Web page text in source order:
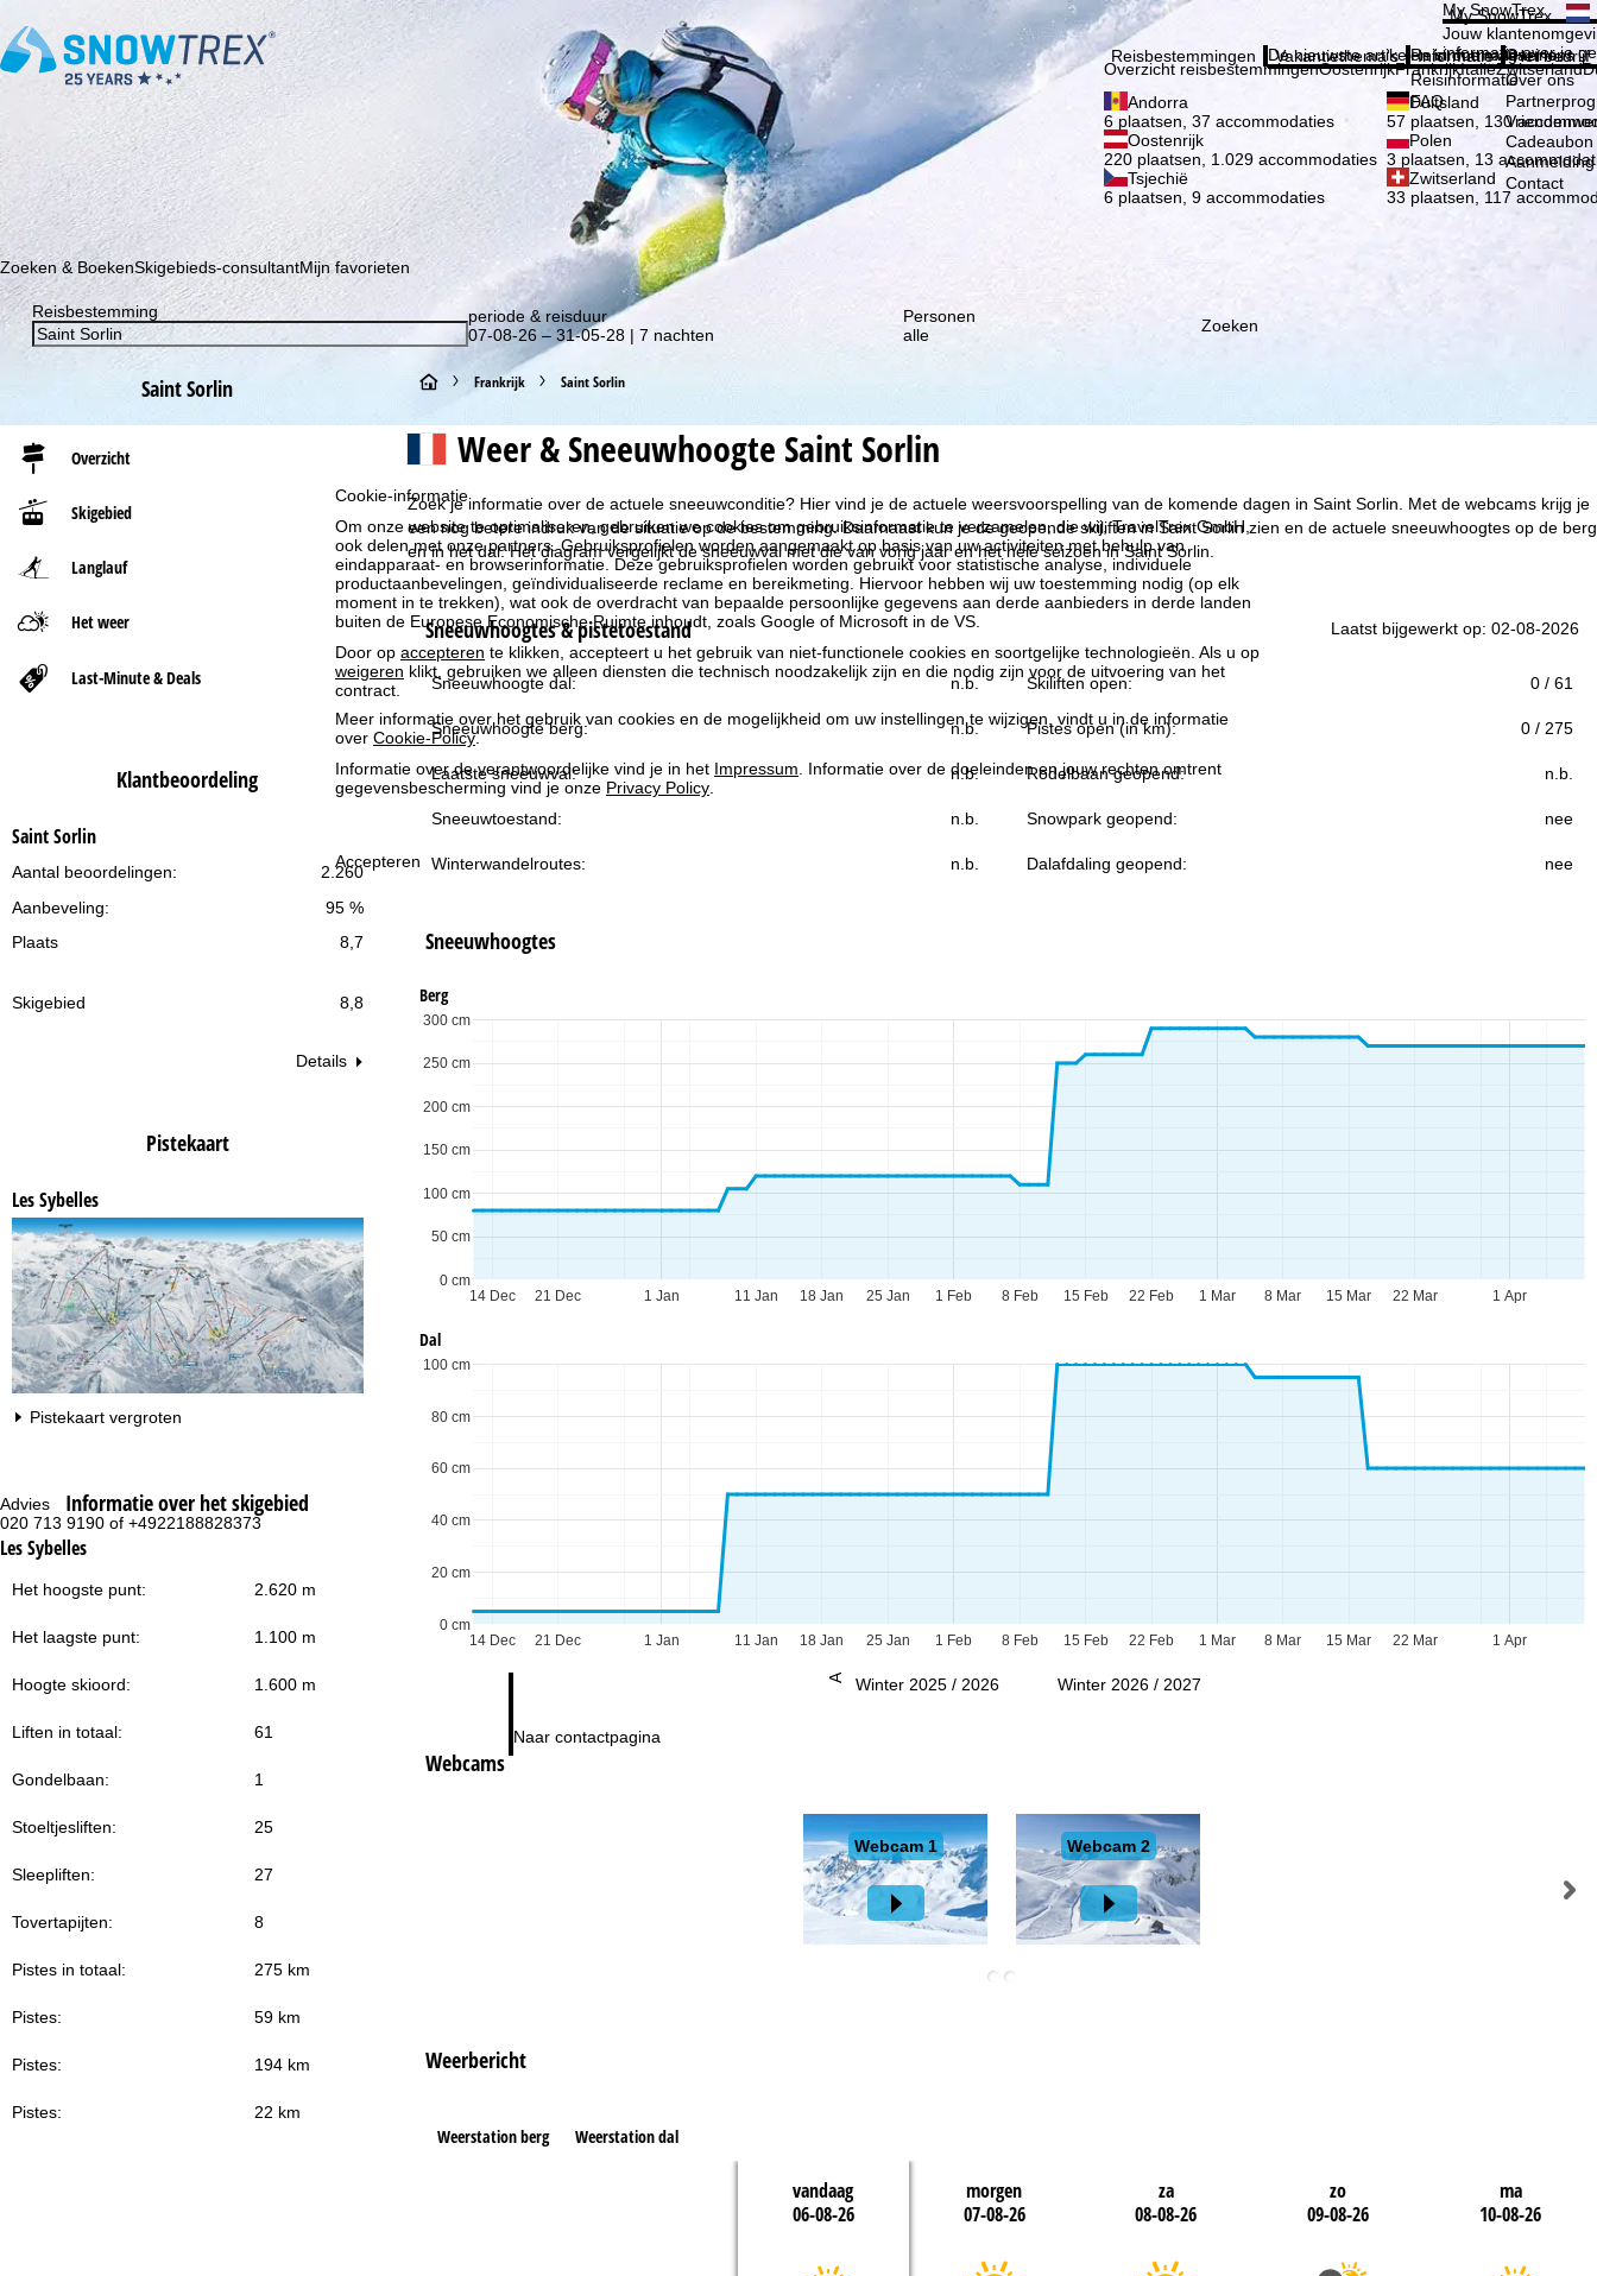
Cookie-informatie
Om onze website te optimaliseren, gebruiken we cookies om gebruiksinformatie te verzamelen, die wij, TravelTrex GmbH,
ook delen met onze partners. Gebruiksprofielen worden aangemaakt op basis van uw activiteiten met behulp van
eindapparaat- en browserinformatie. Deze gebruiksprofielen worden gebruikt voor statistische analyse, individuele
productaanbevelingen, geïndividualiseerde reclame en bereikmeting. Hiervoor hebben wij uw toestemming nodig (op elk
moment in te trekken), wat ook de overdracht van bepaalde persoonlijke gegevens aan derde aanbieders in derde landen
buiten de Europese Economische Ruimte inhoudt, zoals Google of Microsoft in de VS.
Door op accepteren te klikken, accepteert u het gebruik van niet-functionele cookies en soortgelijke technologieën. Als u op
weigeren klikt, gebruiken we alleen diensten die technisch noodzakelijk zijn en die nodig zijn voor de uitvoering van het
contract.
Meer informatie over het gebruik van cookies en de mogelijkheid om uw instellingen te wijzigen, vindt u in de informatie
over Cookie-Policy.
Informatie over de verantwoordelijke vind je in het Impressum. Informatie over de doeleinden en jouw rechten omtrent
gegevensbescherming vind je onze Privacy Policy.
Accepteren
Advies
020 713 9190 of +4922188828373
ma-do:
09:00-17:00
09:00-14:00
Naar contactpagina
Advies
Schrijf je in voor onze nieuwsbrief en wees als eerste op de hoogte van onze kortingsacties!
My SnowTrex
My SnowTrex
Jouw
informatie over je
Reisbestemmingen
Overzicht reisbestemmingenOostenrijkFrankrijkItaliëZwitserland
Andorra
6 plaatsen, 37 accommodaties
Duitsland
57 plaatsen, 130
Oostenrijk
220 plaatsen, 1.029 accommodaties
Polen
3 plaatsen, 13
Tsjechië
6 plaatsen, 9 accommodaties
Zwitserland
33 plaatsen, 117
Vakantiethema's
De nieuwste artikelen in ons magazine
Informatie
Reisinformatie
Reisinformatie
FAQ
Het bedrijf
Over ons
Over ons
Cadeaubon
Contact
Zoeken & BoekenSkigebieds-consultantMijn favorieten
Reisbestemming
periode & reisduur
07-08-26 – 31-05-28 | 7 nachten
Personen
alle
Zoeken
Saint Sorlin
Overzicht
Skigebied
Langlauf
Het weer
Last-Minute & Deals
Klantbeoordeling
Saint Sorlin
2.260
Aantal beoordelingen:
95 %
Aanbeveling:
Plaats
8,7
Skigebied 8,8
Details
Pistekaart
Les Sybelles
Pistekaart vergroten
Informatie over het skigebied
Les Sybelles
Het hoogste punt: 2.620 m
Het laagste punt: 1.100 m
Hoogte skioord: 1.600 m
Liften in totaal: 61
Gondelbaan: 1
Stoeltjesliften: 25
Sleepliften: 27
Tovertapijten: 8
Pistes in totaal: 275 km
Pistes: 59 km
Pistes: 194 km
Pistes: 22 km
S
t
r
t
p
a
g
i
n
a
Frankrijk Saint Sorlin
Weer & Sneeuwhoogte Saint Sorlin
Zoek je informatie over de actuele sneeuwconditie? Hier vind je de actuele weersvoorspelling van de komende dagen in Saint Sorlin. Met de webcams krijg je
een nog betere indruk van de situatie op de bestemming. Daarnaast kun je de geopende skiliften in Saint Sorlin zien en de actuele sneeuwhoogtes op de berg
en in het dal. Het diagram vergelijkt de sneeuwval met die van vorig jaar en het hele seizoen in Saint Sorlin.
Sneeuwhoogtes & pistetoestand Laatst bijgewerkt op: 02-08-2026
Sneeuwhoogte dal: n.b. Skiliften open: 0 / 61
Sneeuwhoogte berg: n.b. Pistes open (in km): 0 / 275
Laatste sneeuwval: n.b. Rodelbaan geopend: n.b.
Sneeuwtoestand: n.b. Snowpark geopend: nee
Winterwandelroutes: n.b. Dalafdaling geopend: nee
Sneeuwhoogtes
Berg
1 Jan 1 Feb 1 Mar 1 Apr
14 Dec 21 Dec 11 Jan 18 Jan 25 Jan 8 Feb 15 Feb 22 Feb 8 Mar 15 Mar 22 Mar
0 cm
50 cm
100 cm
150 cm
200 cm
250 cm
300 cm
Dal
1 Jan 1 Feb 1 Mar 1 Apr
14 Dec 21 Dec 11 Jan 18 Jan 25 Jan 8 Feb 15 Feb 22 Feb 8 Mar 15 Mar 22 Mar
0 cm
20 cm
40 cm
60 cm
80 cm
100 cm
Winter 2025 / 2026 Winter 2026 / 2027
Webcams
Weerbericht
Weerstation berg Weerstation dal
vandaag
06-08-26
morgen
07-08-26
za
08-08-26
zo
09-08-26
ma
10-08-26